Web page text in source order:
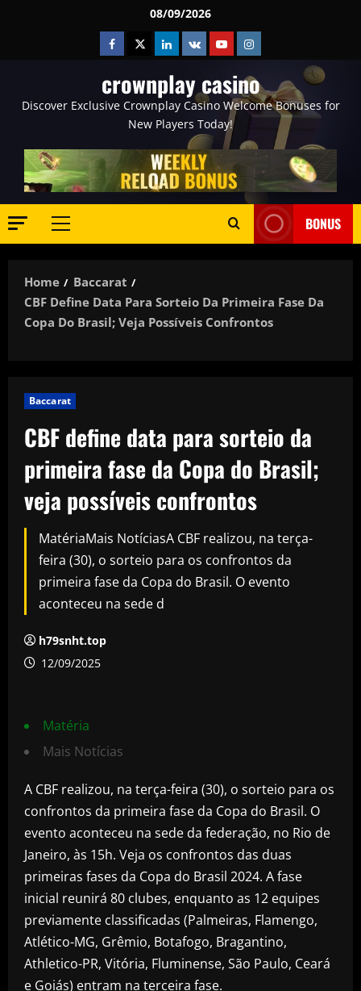
08/09/2026
Facebook
TwitterLinkedin
VK YoutubeInstagram
crownplay casino
Discover Exclusive Crownplay Casino Welcome Bonuses for
New Players Today!
Primary
BONUS
Home
Baccarat
CBF Define Data Para Sorteio Da Primeira Fase Da
Copa Do Brasil; Veja Possíveis Confrontos
Baccarat
CBF define data para sorteio da
primeira fase da Copa do Brasil;
veja possíveis confrontos
MatériaMais NotíciasA CBF realizou, na terça-
feira (30), o sorteio para os confrontos da
primeira fase da Copa do Brasil. O evento
aconteceu na sede d
h79snht.top
12/09/2025
Matéria
Mais Notícias
A CBF realizou, na terça-feira (30), o sorteio para os
confrontos da primeira fase da Copa do Brasil. O
evento aconteceu na sede da federação, no Rio de
Janeiro, às 15h. Veja os confrontos das duas
primeiras fases da Copa do Brasil 2024. A fase
inicial reunirá 80 clubes, enquanto as 12 equipes
previamente classificadas (Palmeiras, Flamengo,
Atlético-MG, Grêmio, Botafogo, Bragantino,
Athletico-PR, Vitória, Fluminense, São Paulo, Ceará
e Goiás) entram na terceira fase.